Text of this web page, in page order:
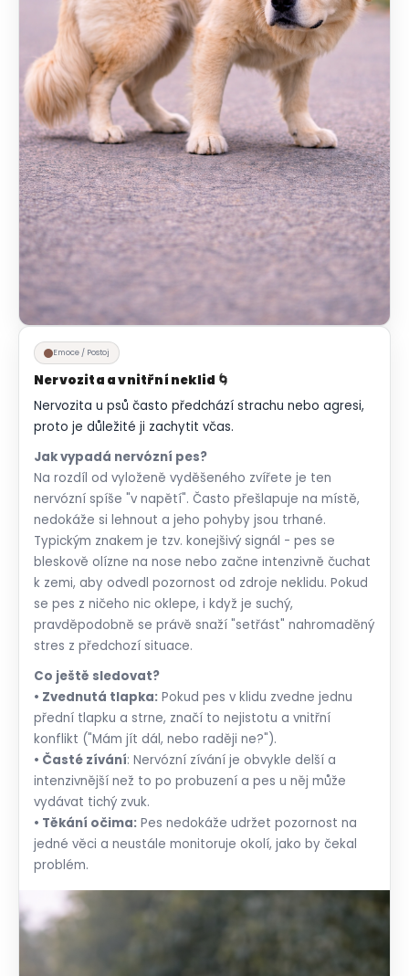
Emoce / Postoj
Nervozita a vnitřní neklid 🌀
Nervozita u psů často předchází strachu nebo agresi,
proto je důležité ji zachytit včas.
Jak vypadá nervózní pes?
Na rozdíl od vyloženě vyděšeného zvířete je ten
nervózní spíše "v napětí". Často přešlapuje na místě,
nedokáže si lehnout a jeho pohyby jsou trhané.
Typickým znakem je tzv. konejšivý signál - pes se
bleskově olízne na nose nebo začne intenzivně čuchat
k zemi, aby odvedl pozornost od zdroje neklidu. Pokud
se pes z ničeho nic oklepe, i když je suchý,
pravděpodobně se právě snaží "setřást" nahromaděný
stres z předchozí situace.
Co ještě sledovat?
• Zvednutá tlapka: Pokud pes v klidu zvedne jednu
přední tlapku a strne, značí to nejistotu a vnitřní
konflikt ("Mám jít dál, nebo raději ne?").
• Časté zívání: Nervózní zívání je obvykle delší a
intenzivnější než to po probuzení a pes u něj může
vydávat tichý zvuk.
• Těkání očima: Pes nedokáže udržet pozornost na
jedné věci a neustále monitoruje okolí, jako by čekal
problém.